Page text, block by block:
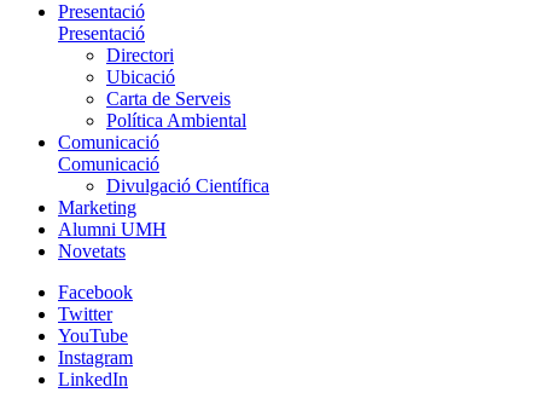
Presentació
Presentació
Directori
Ubicació
Carta de Serveis
Política Ambiental
Comunicació
Comunicació
Divulgació Científica
Marketing
Alumni UMH
Novetats
Facebook
Twitter
YouTube
Instagram
LinkedIn